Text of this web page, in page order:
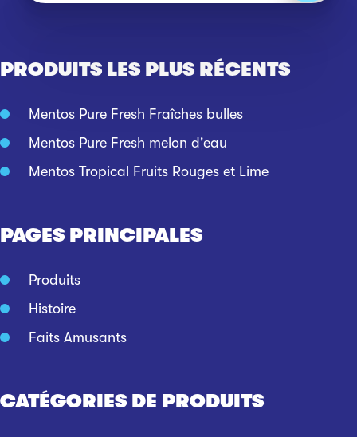
PRODUITS LES PLUS RÉCENTS
Mentos Pure Fresh Fraîches bulles
Mentos Pure Fresh melon d'eau
Mentos Tropical Fruits Rouges et Lime
PAGES PRINCIPALES
Produits
Histoire
Faits Amusants
CATÉGORIES DE PRODUITS